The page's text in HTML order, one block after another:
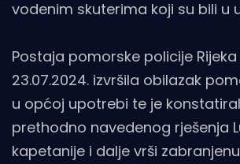
vodenim skuterima koji su bili u
Postaja pomorske policije
23.07.2024. izvršila obilazak
u općoj upotrebi te je
prethodno navedenog rješenja
kapetanije i dalje vrši